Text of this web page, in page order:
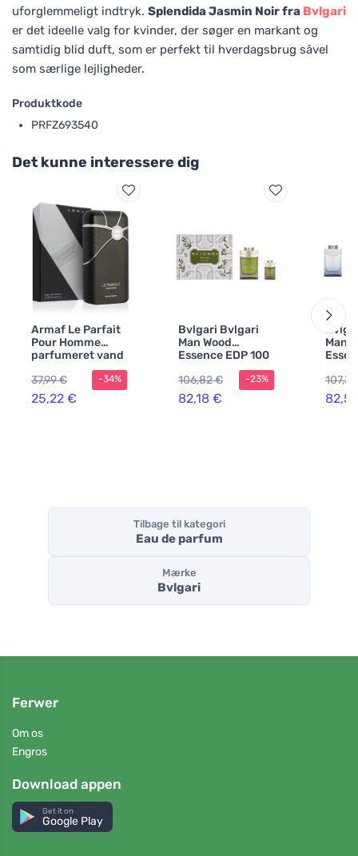
uforglemmeligt indtryk. Splendida Jasmin Noir fra Bvlgari
er det ideelle valg for kvinder, der søger en markant og
samtidig blid duft, som er perfekt til hverdagsbrug såvel
som særlige lejligheder.
Produktkode
PRFZ693540
Det kunne interessere dig
Armaf Le Parfait
Pour Homme
parfumeret vand
til mænd 200 ml
37,99 €
25,22 €
-34%
Bvlgari Bvlgari
Man Wood
Essence EDP 100
ml + EDP 15 ml M
106,82 €
82,18 €
-23%
Man
Tilbage til kategori
Eau de parfum
Mærke
Bvlgari
Ferwer
Om os
Engros
Download appen
Get it on
Google Play